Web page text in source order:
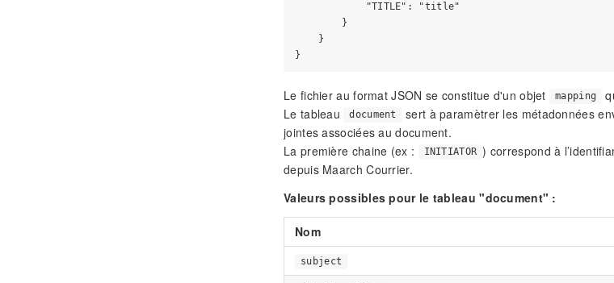
            "TITLE": "title"
        }
    }
Le fichier au format JSON se constitue d'un objet mapping
Le tableau
document sert à paramètrer les métadonnées
jointes associées au document.
La première chaine (ex :
INITIATOR ) correspond à
depuis Maarch Courrier.
Valeurs possibles pour le tableau "document" :
Nom
subject